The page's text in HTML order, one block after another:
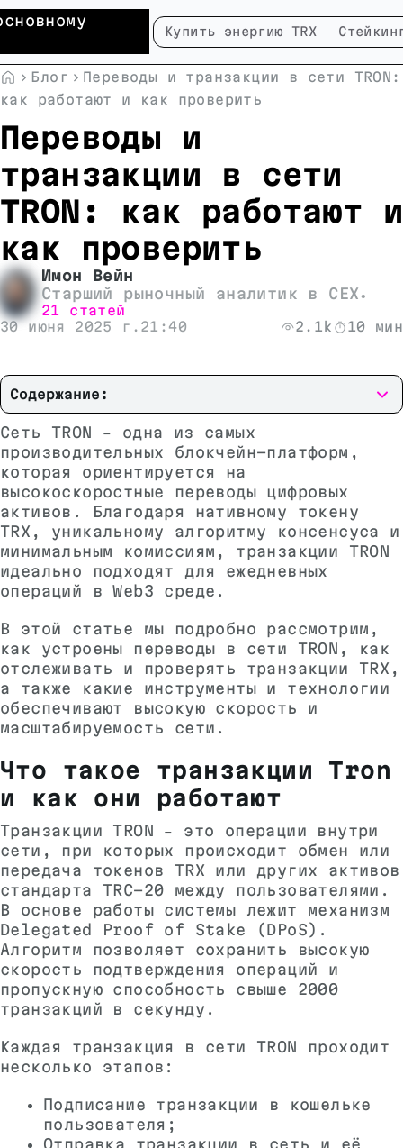
Купить энергию TRX
Блог
Переводы и транзакции в сети TRON:
как работают и как проверить
Переводы и
транзакции в сети
TRON: как работают и
как проверить
Имон Вейн
Старший рыночный аналитик в CEX•
21 статей
30 июня 2025 г. 21:40 2.1k 10 мин
Содержание:
Сеть TRON – одна из самых
производительных блокчейн-платформ,
которая ориентируется на
высокоскоростные переводы цифровых
активов. Благодаря нативному токену
TRX, уникальному алгоритму консенсуса и
минимальным комиссиям, транзакции TRON
идеально подходят для ежедневных
операций в Web3 среде.
В этой статье мы подробно рассмотрим,
как устроены переводы в сети TRON, как
отслеживать и проверять транзакции TRX,
а также какие инструменты и технологии
обеспечивают высокую скорость и
масштабируемость сети.
Что такое транзакции Tron
и как они работают
Транзакции TRON – это операции внутри
сети, при которых происходит обмен или
передача токенов TRX или других активов
стандарта TRC-20 между пользователями.
В основе работы системы лежит механизм
Delegated Proof of Stake (DPoS).
Алгоритм позволяет сохранить высокую
скорость подтверждения операций и
пропускную способность свыше 2000
транзакций в секунду.
Каждая транзакция в сети TRON проходит
несколько этапов:
Подписание транзакции в кошельке
пользователя;
Отправка транзакции в сеть и её